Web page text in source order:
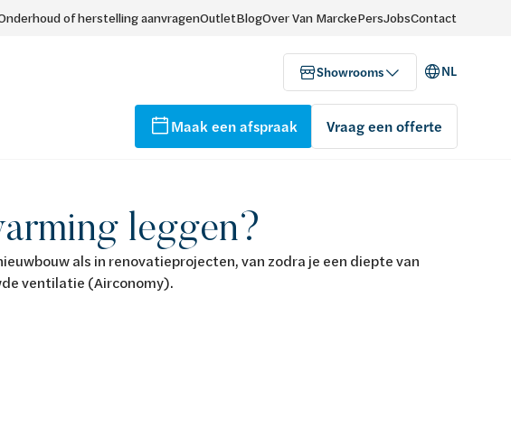
of herstelling aanvragenOutletBlogOver Van MarckePersJobsContact
Showrooms NL
Maak een afspraak Vraag een offerte
leggen?
als in renovatieprojecten, van zodra je een diepte van
ventilatie (Airconomy).